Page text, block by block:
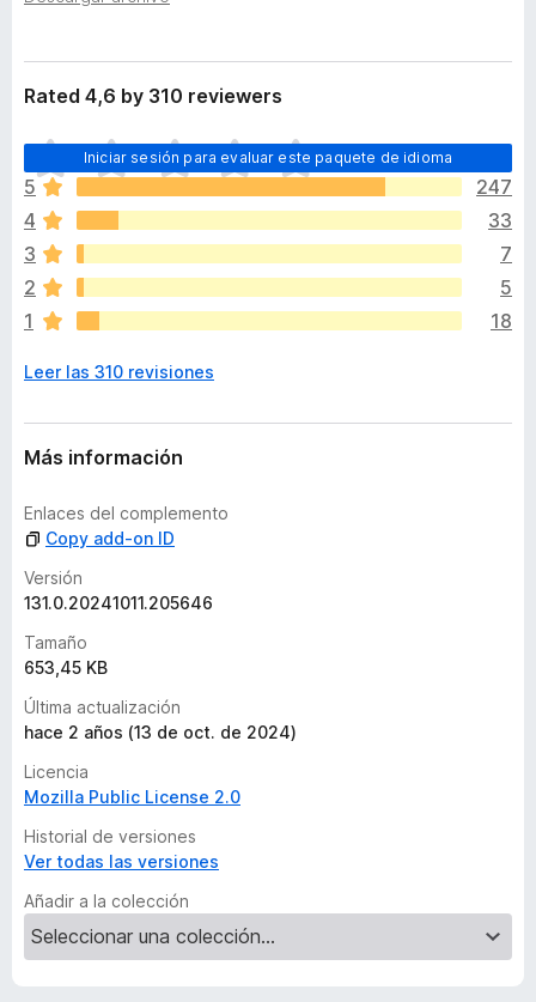
o
p
a
a
F
i
r
o
t
n
s
iRated 4,6 by 310 reviewers
Iniciar sesión para evaluar este paquete de idioma
T
o
d
a
v
a
n
h
y
v
l
o
r
a
c
o
n
e
s
5
247
4
33
3
7
2
5
1
18
Leer las 310 revisiones
Más información
Enlaces del complemento
Copy add-on ID
Versión
131.0.20241011.205646
Tamaño
653,45 KB
Última actualización
hace 2 años (13 de oct. de 2024)
Licencia
Mozilla Public License 2.0
Historial de versiones
Ver todas las versiones
Añadir a la colección